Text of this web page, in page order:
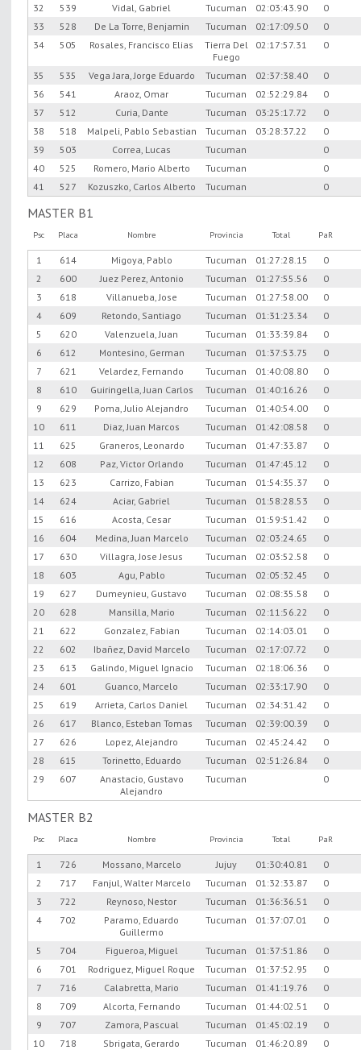
32
539 Vidal, Gabriel Tucuman 02:03:43.90
0
33
528 De La Torre, Benjamin Tucuman 02:17:09.50
0
34
505 Rosales, Francisco Elias
Tierra Del
Fuego
02:17:57.31 0
35 535 Vega Jara, Jorge Eduardo Tucuman 02:37:38.40
0
36
541 Araoz, Omar Tucuman 02:52:29.84
0
37
512 Curia, Dante Tucuman 03:25:17.72
0
38
518 Malpeli, Pablo Sebastian Tucuman 03:28:37.22
0
39
503 Correa, Lucas Tucuman
0
40
525 Romero, Mario Alberto Tucuman
0
41
527 Kozuszko, Carlos Alberto Tucuman 0
MASTER B1
Psc Placa Nombre Provincia Total PaR
1 614 Migoya, Pablo Tucuman 01:27:28.15
0
2
600 Juez Perez, Antonio Tucuman 01:27:55.56
0
3
618 Villanueba, Jose Tucuman 01:27:58.00
0
4
609 Retondo, Santiago Tucuman 01:31:23.34
0
5
620 Valenzuela, Juan Tucuman 01:33:39.84
0
6
612 Montesino, German Tucuman 01:37:53.75
0
7
621 Velardez, Fernando Tucuman 01:40:08.80
0
8
610 Guiringella, Juan Carlos Tucuman 01:40:16.26
0
9
629 Poma, Julio Alejandro Tucuman 01:40:54.00
0
10
611 Diaz, Juan Marcos Tucuman 01:42:08.58
0
11
625 Graneros, Leonardo Tucuman 01:47:33.87
0
12
608 Paz, Victor Orlando Tucuman 01:47:45.12
0
13
623 Carrizo, Fabian Tucuman 01:54:35.37
0
14
624 Aciar, Gabriel Tucuman 01:58:28.53
0
15
616 Acosta, Cesar Tucuman 01:59:51.42
0
16
604 Medina, Juan Marcelo Tucuman 02:03:24.65
0
17
630 Villagra, Jose Jesus Tucuman 02:03:52.58
0
18
603 Agu, Pablo Tucuman 02:05:32.45
0
19
627 Dumeynieu, Gustavo Tucuman 02:08:35.58
0
20
628 Mansilla, Mario Tucuman 02:11:56.22
0
21
622 Gonzalez, Fabian Tucuman 02:14:03.01
0
22
602 Ibañez, David Marcelo Tucuman 02:17:07.72
0
23
613 Galindo, Miguel Ignacio Tucuman 02:18:06.36
0
24
601 Guanco, Marcelo Tucuman 02:33:17.90
0
25
619 Arrieta, Carlos Daniel Tucuman 02:34:31.42
0
26
617 Blanco, Esteban Tomas Tucuman 02:39:00.39
0
27
626 Lopez, Alejandro Tucuman 02:45:24.42
0
28
615 Torinetto, Eduardo Tucuman 02:51:26.84
0
29
607
Anastacio, Gustavo
Alejandro
Tucuman 0
MASTER B2
Psc Placa Nombre Provincia Total PaR
1 726 Mossano, Marcelo Jujuy 01:30:40.81
0
2
717 Fanjul, Walter Marcelo Tucuman 01:32:33.87
0
3
722 Reynoso, Nestor Tucuman 01:36:36.51
0
4
702
Paramo, Eduardo
Guillermo
Tucuman 01:37:07.01 0
5 704 Figueroa, Miguel Tucuman 01:37:51.86
0
6
701 Rodriguez, Miguel Roque Tucuman 01:37:52.95
0
7
716 Calabretta, Mario Tucuman 01:41:19.76
0
8
709 Alcorta, Fernando Tucuman 01:44:02.51
0
9
707 Zamora, Pascual Tucuman 01:45:02.19
0
10
718 Sbrigata, Gerardo Tucuman 01:46:20.89
0